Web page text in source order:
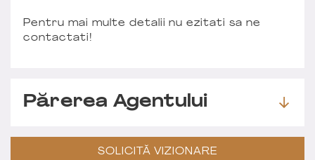
Pentru mai multe detalii nu ezitati sa ne
contactati!
Părerea Agentului
SOLICITĂ VIZIONARE